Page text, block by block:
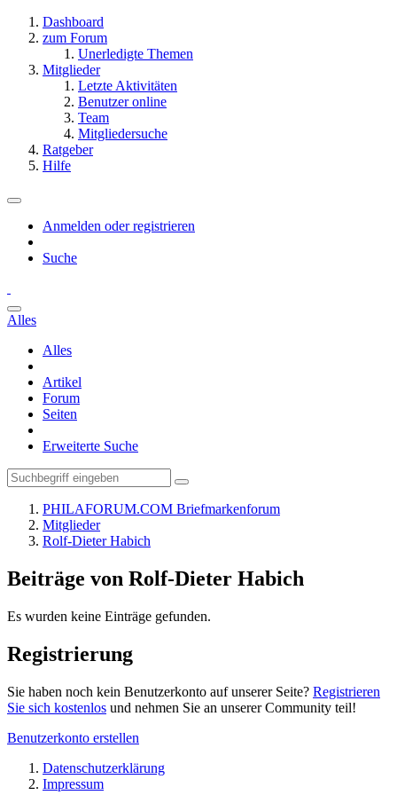
Dashboard
zum Forum
Unerledigte Themen
Mitglieder
Letzte Aktivitäten
Benutzer online
Team
Mitgliedersuche
Ratgeber
Hilfe
Anmelden oder registrieren
Suche
Alles
Alles
Artikel
Forum
Seiten
Erweiterte Suche
PHILAFORUM.COM Briefmarkenforum
Mitglieder
Rolf-Dieter Habich
Beiträge von Rolf-Dieter Habich
Es wurden keine Einträge gefunden.
Registrierung
Sie haben noch kein Benutzerkonto auf unserer Seite? Registrieren
Sie sich kostenlos und nehmen Sie an unserer Community teil!
Benutzerkonto erstellen
Datenschutzerklärung
Impressum